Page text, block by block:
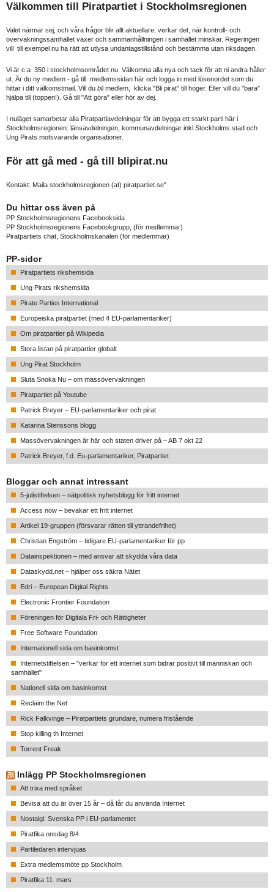
Välkommen till Piratpartiet i Stockholmsregionen
Valet närmar sej, och våra frågor blir allt aktuellare, verkar det, när kontroll- och
övervakningssamhället växer och sammanhållningen i samhället minskar. Regeringen
vill till exempel nu ha rätt att utlysa undantagstillstånd och bestämma utan riksdagen.
Vi är c:a 350 i stockholmsområdet nu. Välkomna alla nya och tack för att ni andra håller
ut. Är du ny medlem - gå till medlemssidan här och logga in med lösenordet som du
hittar i ditt välkomstmail. Vill du blimedlem, klicka "Bli pirat" till höger. Eller vill du "bara"
hjälpa till (toppen!). Gå till "Att göra" eller hör av dej.
I nuläget samarbetar alla Piratpartiavdelningar för att bygga ett starkt parti här i
Stockholmsregionen: länsavdelningen, kommunavdelningar inkl Stockholms stad och
Ung Pirats motsvarande organisationer.
För att gå med - gå till blipirat.nu
Kontakt: Maila stockholmsregionen (at) piratpartiet.se"
Du hittar oss även på
PP Stockholmsregionens Facebooksida
PP Stockholmsregionens Facebookgrupp , (för medlemmar)
Piratpartiets chat, Stockholmskanalen (för medlemmar)
PP-sidor
Piratpartiets rikshemsida
Ung Pirats rikshemsida
Pirate Parties International
Europeiska piratpartiet (med 4 EU-parlamentariker)
Om piratpartier på Wikipedia
Stora listan på piratpartier globalt
Ung Pirat Stockholm
Sluta Snoka Nu – om massövervakningen
Piratpartiet på Youtube
Patrick Breyer – EU-parlamentariker och pirat
Katarina Stenssons blogg
Massövervakningen är här och staten driver på – AB 7 okt 22
Patrick Breyer, f.d. Eu-parlamentariker, Piratpartiet
Bloggar och annat intressant
5-julistiftelsen – nätpolitisk nyhetsblogg för fritt internet
Access now – bevakar ett fritt internet
Artikel 19-gruppen (försvarar rätten till yttrandefrihet)
Christian Engström – tidigare EU-parlamentariker för pp
Datainspektionen – med ansvar att skydda våra data
Dataskydd.net – hjälper oss säkra Nätet
Edri – European Digital Rights
Electronic Frontier Foundation
Föreningen för Digitala Fri- och Rättigheter
Free Software Foundation
Internationell sida om basinkomst
Internetstiftelsen – "verkar för ett internet som bidrar positivt till människan och
samhället"
Nationell sida om basinkomst
Reclaim the Net
Rick Falkvinge – Piratpartiets grundare, numera fristående
Stop killing th Internet
Torrent Freak
Inlägg PP Stockholmsregionen
Att trixa med språket
Bevisa att du är över 15 år – då får du använda Internet
Nostalgi: Svenska PP i EU-parlamentet
Piratfika onsdag 8/4
Partiledaren intervjuas
Extra medlemsmöte pp Stockholm
Piratfika 11. mars